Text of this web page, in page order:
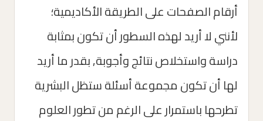
أرقام الصفحات على الطريقة الأكاديمية؛
لأنني لا أريد لهذه السطور أن تكون بمثابة
دراسة واستخلاص نتائج وأجوبة, بقدر ما أريد
لها أن تكون مجموعة أسئلة ستظل البشرية
تطرحها باستمرار على الرغم من تطور العلوم